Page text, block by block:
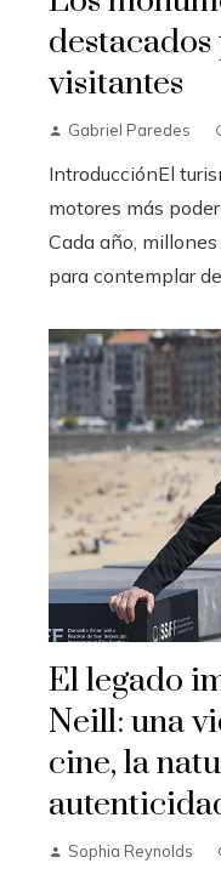
visitantes
Gabriel Paredes
IntroducciónEl
motores más
Cada año,
para contemplar
El legado
Neill: una
cine, la
Sophia Reynolds